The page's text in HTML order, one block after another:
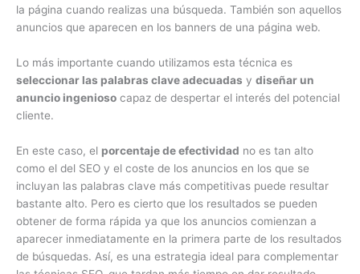
la página cuando realizas una búsqueda. También son aquellos
anuncios que aparecen en los banners de una página web.
Lo más importante cuando utilizamos esta técnica es
seleccionar las palabras clave adecuadas y diseñar un
anuncio ingenioso capaz de despertar el interés del potencial
cliente.
En este caso, el porcentaje de efectividad no es tan alto
como el del SEO y el coste de los anuncios en los que se
incluyan las palabras clave más competitivas puede resultar
bastante alto. Pero es cierto que los resultados se pueden
obtener de forma rápida ya que los anuncios comienzan a
aparecer inmediatamente en la primera parte de los resultados
de búsquedas. Así, es una estrategia ideal para complementar